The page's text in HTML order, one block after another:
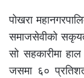
पोखरा
समाजसेवीको
सो सहकारीमा
जसमा ६०